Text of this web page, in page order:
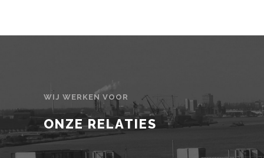
WIJ WERKEN VOOR
ONZE RELATIES